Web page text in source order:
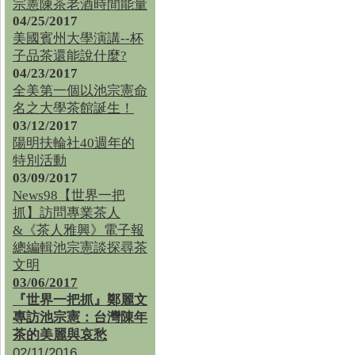
宗憲陳茶老酒時間能量
04/25/2017
美國賓州大學演講--杯
子品茶還能說什麼?
04/23/2017
全美第一個以池宗憲命
名之大學茶館誕生！
03/12/2017
陽明扶輪社40週年的
特別活動
03/09/2017
News98【世界一把
抓】訪問專業茶人
&《茶人雅興》電子報
總編輯池宗憲談探尋茶
文明
03/06/2017
『世界一把抓』鄭麗文
專訪池宗憲：台灣陳年
茶的美麗與哀愁